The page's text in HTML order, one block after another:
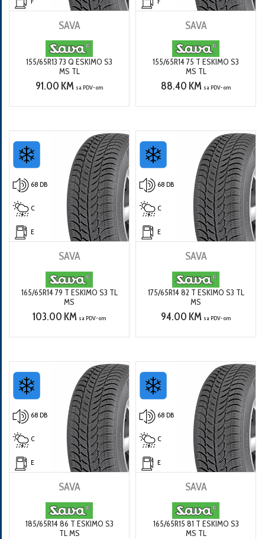
SAVA
155/65R13 73 Q ESKIMO S3
MS TL
91.00 KM sa PDV-om
SAVA
155/65R14 75 T ESKIMO S3
MS TL
88.40 KM sa PDV-om
68 DB
C
E
SAVA
165/65R14 79 T ESKIMO S3 TL
MS
103.00 KM sa PDV-om
68 DB
C
E
SAVA
175/65R14 82 T ESKIMO S3 TL
MS
94.00 KM sa PDV-om
68 DB
C
E
SAVA
185/65R14 86 T ESKIMO S3
TL MS
68 DB
C
E
SAVA
165/65R15 81 T ESKIMO S3
MS TL